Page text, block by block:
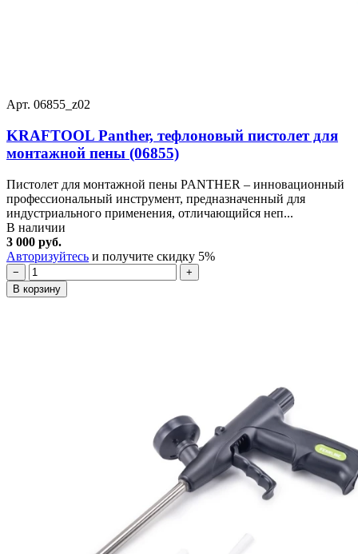
Арт. 06855_z02
KRAFTOOL Panther, тефлоновый пистолет для
монтажной пены (06855)
Пистолет для монтажной пены PANTHER – инновационный
профессиональный инструмент, предназначенный для
индустриального применения, отличающийся неп...
В наличии
3 000 руб.
Авторизуйтесь и получите скидку 5%
−
+
В корзину